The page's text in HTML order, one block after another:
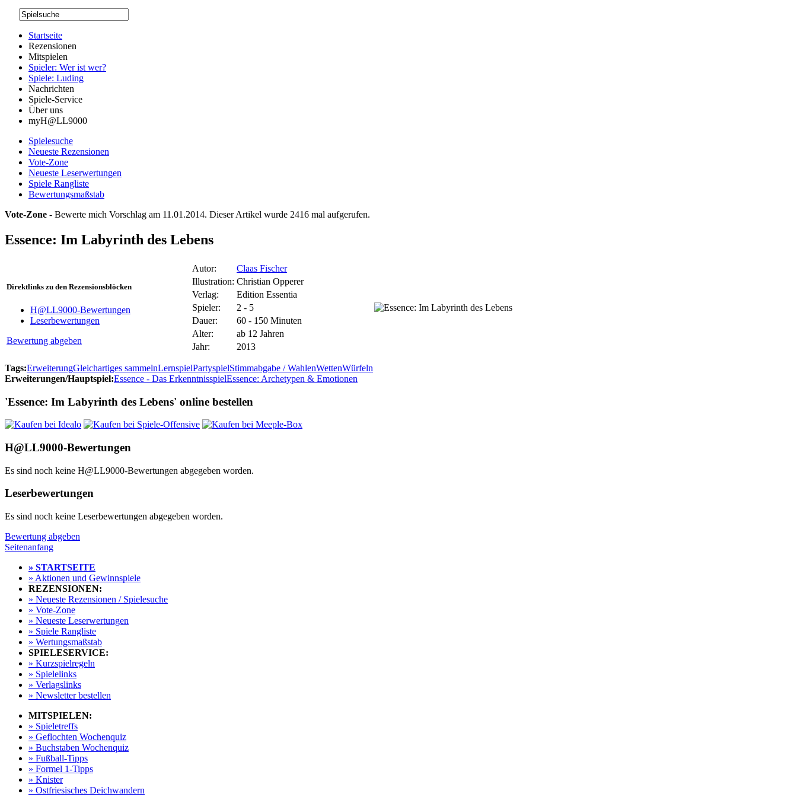
Startseite
Rezensionen
Mitspielen
Spieler: Wer ist wer?
Spiele: Luding
Nachrichten
Spiele-Service
Über uns
myH@LL9000
Spielesuche
Neueste Rezensionen
Vote-Zone
Neueste Leserwertungen
Spiele Rangliste
Bewertungsmaßstab
Vote-Zone - Bewerte mich Vorschlag am 11.01.2014. Dieser Artikel wurde 2416 mal aufgerufen.
Essence: Im Labyrinth des Lebens
Direktlinks zu den Rezensionsblöcken
H@LL9000-Bewertungen
Leserbewertungen
Bewertung abgeben
Autor:
Claas Fischer
Illustration: Christian Opperer
Verlag:
Edition Essentia
Spieler:
2 - 5
Dauer:
60 - 150 Minuten
Alter:
ab 12 Jahren
Jahr:
2013
Tags:ErweiterungGleichartiges sammelnLernspielPartyspielStimmabgabe / WahlenWettenWürfeln
Erweiterungen/Hauptspiel:Essence - Das ErkenntnisspielEssence: Archetypen & Emotionen
'Essence: Im Labyrinth des Lebens' online bestellen
H@LL9000-Bewertungen
Es sind noch keine H@LL9000-Bewertungen abgegeben worden.
Leserbewertungen
Es sind noch keine Leserbewertungen abgegeben worden.
Bewertung abgeben
Seitenanfang
» STARTSEITE
» Aktionen und Gewinnspiele
REZENSIONEN:
» Neueste Rezensionen / Spielesuche
» Vote-Zone
» Neueste Leserwertungen
» Spiele Rangliste
» Wertungsmaßstab
SPIELESERVICE:
» Kurzspielregeln
» Spielelinks
» Verlagslinks
» Newsletter bestellen
MITSPIELEN:
» Spieletreffs
» Geflochten Wochenquiz
» Buchstaben Wochenquiz
» Fußball-Tipps
» Formel 1-Tipps
» Knister
» Ostfriesisches Deichwandern